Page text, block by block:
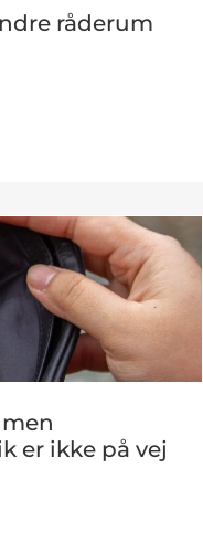
råderum
er ikke på vej